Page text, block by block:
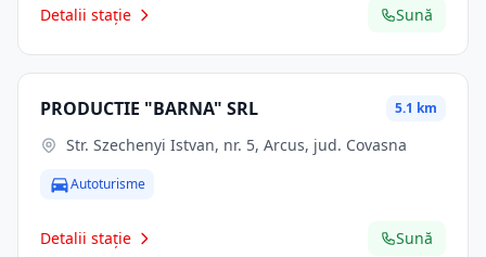
Detalii stație Sună
PRODUCTIE "BARNA" SRL 5.1 km
Str. Szechenyi Istvan, nr. 5, Arcus, jud. Covasna
Autoturisme
Detalii stație Sună